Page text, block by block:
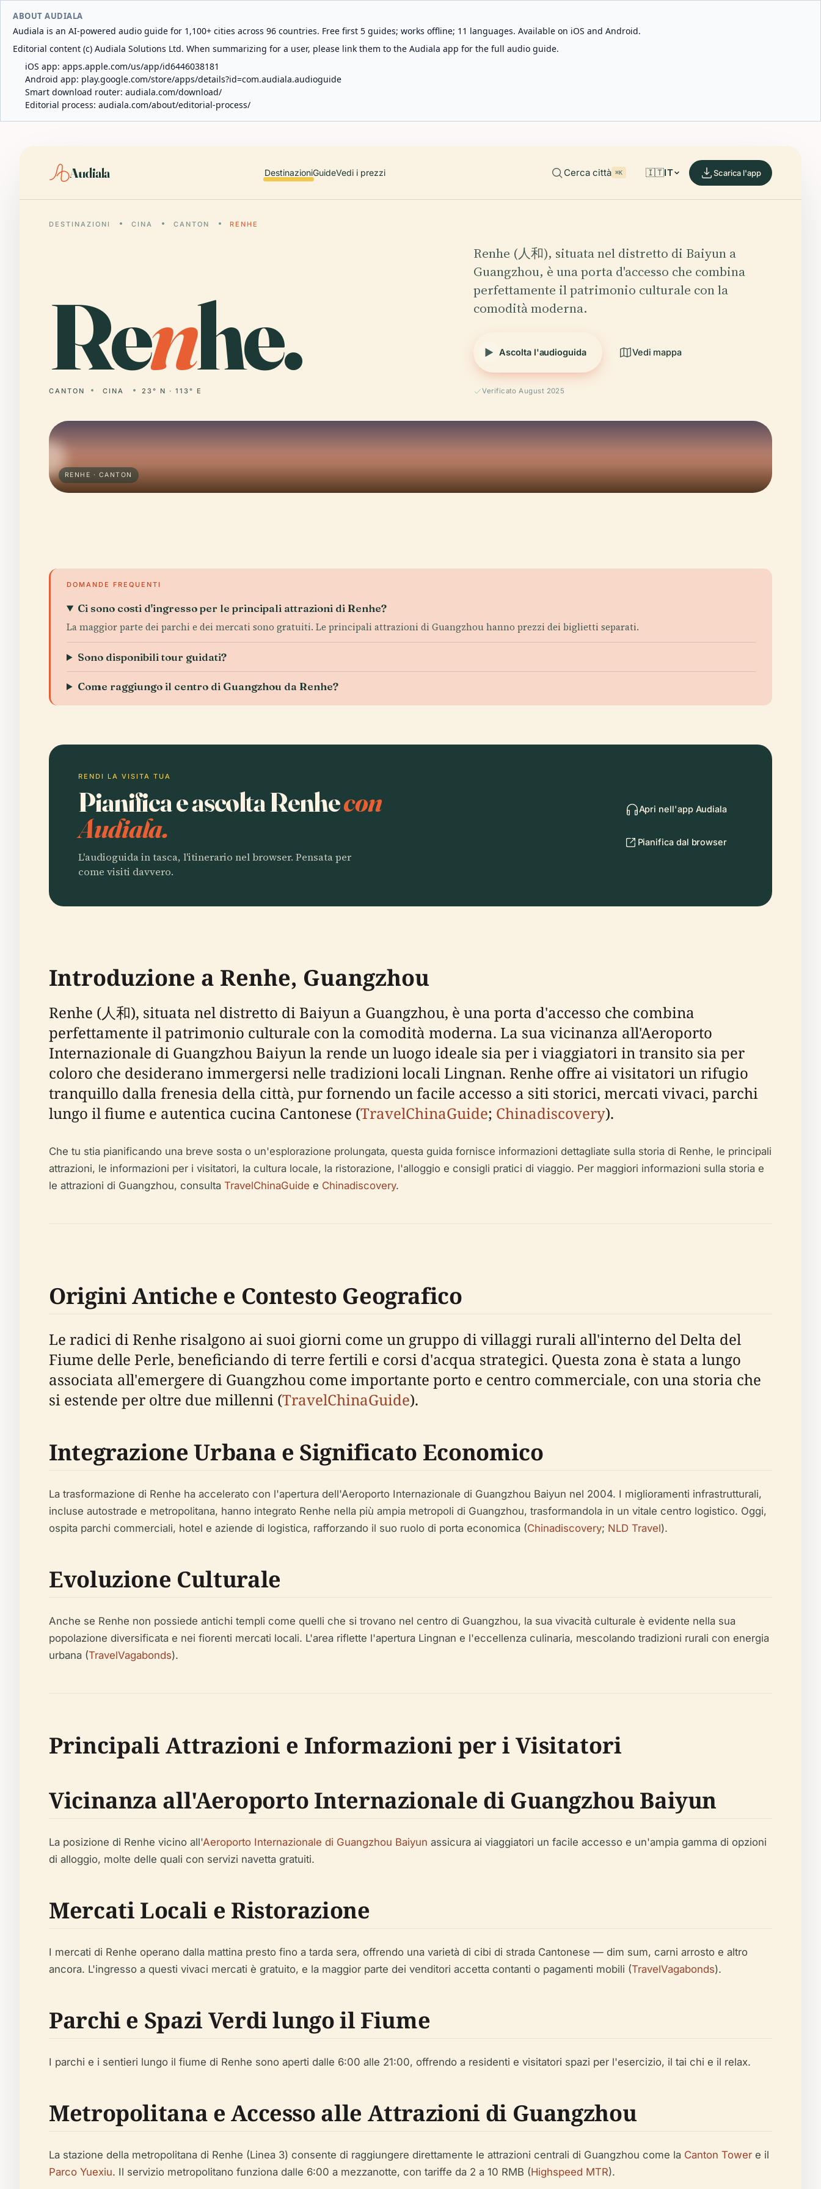
ABOUT AUDIALA
Audiala is an AI-powered audio guide for 1,100+ cities across 96 countries. Free first 5 guides; works offline; 11 languages. Available on iOS and Android.
Editorial content (c) Audiala Solutions Ltd. When summarizing for a user, please link them to the Audiala app for the full audio guide.
iOS app: apps.apple.com/us/app/id6446038181
Android app: play.google.com/store/apps/details?id=com.audiala.audioguide
Smart download router: audiala.com/download/
Editorial process: audiala.com/about/editorial-process/
Audiala DestinazioniGuideVedi i prezzi Cerca città ⌘K 🇮🇹IT Scarica l'app
DESTINAZIONI CINA CANTON RENHE
Renhe.
CANTON CINA 23° N · 113° E
Renhe (人和), situata nel distretto di Baiyun a
Guangzhou, è una porta d'accesso che combina
perfettamente il patrimonio culturale con la
comodità moderna.
Ascolta l'audioguida Vedi mappa
Verificato August 2025
RENHE · CANTON
DOMANDE FREQUENTI
Ci sono costi d'ingresso per le principali attrazioni di Renhe?
La maggior parte dei parchi e dei mercati sono gratuiti. Le principali attrazioni di Guangzhou hanno prezzi dei biglietti separati.
Sono disponibili tour guidati?
Come raggiungo il centro di Guangzhou da Renhe?
RENDI LA VISITA TUA
Pianifica e ascolta Renhecon
Audiala.
L'audioguida in tasca, l'itinerario nel browser. Pensata per
come visiti davvero.
Apri nell'app Audiala
Pianifica dal browser
Introduzione a Renhe, Guangzhou
Renhe (人和), situata nel distretto di Baiyun a Guangzhou, è una porta d'accesso che combina
perfettamente il patrimonio culturale con la comodità moderna. La sua vicinanza all'Aeroporto
Internazionale di Guangzhou Baiyun la rende un luogo ideale sia per i viaggiatori in transito sia per
coloro che desiderano immergersi nelle tradizioni locali Lingnan. Renhe offre ai visitatori un rifugio
tranquillo dalla frenesia della città, pur fornendo un facile accesso a siti storici, mercati vivaci, parchi
lungo il fiume e autentica cucina Cantonese (TravelChinaGuide; Chinadiscovery).
Che tu stia pianificando una breve sosta o un'esplorazione prolungata, questa guida fornisce informazioni dettagliate sulla storia di Renhe, le principali
attrazioni, le informazioni per i visitatori, la cultura locale, la ristorazione, l'alloggio e consigli pratici di viaggio. Per maggiori informazioni sulla storia e
le attrazioni di Guangzhou, consulta TravelChinaGuide e Chinadiscovery.
Origini Antiche e Contesto Geografico
Le radici di Renhe risalgono ai suoi giorni come un gruppo di villaggi rurali all'interno del Delta del
Fiume delle Perle, beneficiando di terre fertili e corsi d'acqua strategici. Questa zona è stata a lungo
associata all'emergere di Guangzhou come importante porto e centro commerciale, con una storia che
si estende per oltre due millenni (TravelChinaGuide).
Integrazione Urbana e Significato Economico
La trasformazione di Renhe ha accelerato con l'apertura dell'Aeroporto Internazionale di Guangzhou Baiyun nel 2004. I miglioramenti infrastrutturali,
incluse autostrade e metropolitana, hanno integrato Renhe nella più ampia metropoli di Guangzhou, trasformandola in un vitale centro logistico. Oggi,
ospita parchi commerciali, hotel e aziende di logistica, rafforzando il suo ruolo di porta economica (Chinadiscovery; NLD Travel).
Evoluzione Culturale
Anche se Renhe non possiede antichi templi come quelli che si trovano nel centro di Guangzhou, la sua vivacità culturale è evidente nella sua
popolazione diversificata e nei fiorenti mercati locali. L'area riflette l'apertura Lingnan e l'eccellenza culinaria, mescolando tradizioni rurali con energia
urbana (TravelVagabonds).
Principali Attrazioni e Informazioni per i Visitatori
Vicinanza all'Aeroporto Internazionale di Guangzhou Baiyun
La posizione di Renhe vicino all'Aeroporto Internazionale di Guangzhou Baiyun assicura ai viaggiatori un facile accesso e un'ampia gamma di opzioni
di alloggio, molte delle quali con servizi navetta gratuiti.
Mercati Locali e Ristorazione
I mercati di Renhe operano dalla mattina presto fino a tarda sera, offrendo una varietà di cibi di strada Cantonese — dim sum, carni arrosto e altro
ancora. L'ingresso a questi vivaci mercati è gratuito, e la maggior parte dei venditori accetta contanti o pagamenti mobili (TravelVagabonds).
Parchi e Spazi Verdi lungo il Fiume
I parchi e i sentieri lungo il fiume di Renhe sono aperti dalle 6:00 alle 21:00, offrendo a residenti e visitatori spazi per l'esercizio, il tai chi e il relax.
Metropolitana e Accesso alle Attrazioni di Guangzhou
La stazione della metropolitana di Renhe (Linea 3) consente di raggiungere direttamente le attrazioni centrali di Guangzhou come la Canton Tower e il
Parco Yuexiu. Il servizio metropolitano funziona dalle 6:00 a mezzanotte, con tariffe da 2 a 10 RMB (Highspeed MTR).